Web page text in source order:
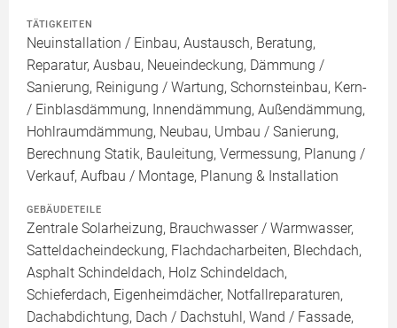
TÄTIGKEITEN
Neuinstallation / Einbau, Austausch, Beratung,
Reparatur, Ausbau, Neueindeckung, Dämmung /
Sanierung, Reinigung / Wartung, Schornsteinbau, Kern-
/ Einblasdämmung, Innendämmung, Außendämmung,
Hohlraumdämmung, Neubau, Umbau / Sanierung,
Berechnung Statik, Bauleitung, Vermessung, Planung /
Verkauf, Aufbau / Montage, Planung & Installation
GEBÄUDETEILE
Zentrale Solarheizung, Brauchwasser / Warmwasser,
Satteldacheindeckung, Flachdacharbeiten, Blechdach,
Asphalt Schindeldach, Holz Schindeldach,
Schieferdach, Eigenheimdächer, Notfallreparaturen,
Dachabdichtung, Dach / Dachstuhl, Wand / Fassade,